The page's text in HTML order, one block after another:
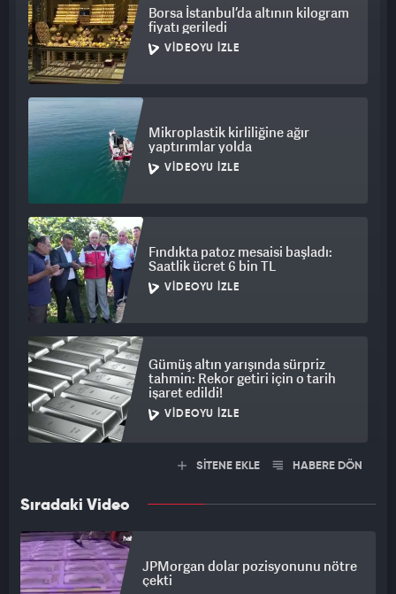
Borsa İstanbul’da altının kilogram
fiyatı geriledi
VIDEOYU İZLE
Mikroplastik kirliliğine ağır
yaptırımlar yolda
VIDEOYU İZLE
Fındıkta patoz mesaisi başladı:
Saatlik ücret 6 bin TL
VIDEOYU İZLE
Gümüş altın yarışında sürpriz
tahmin: Rekor getiri için o tarih
işaret edildi!
VIDEOYU İZLE
SİTENE EKLE HABERE DÖN
Sıradaki Video
JPMorgan dolar pozisyonunu nötre
çekti